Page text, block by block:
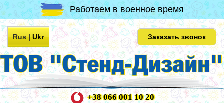
Работаем в военное время
Rus|Ukr Заказать звонок
+38 066 001 10 20